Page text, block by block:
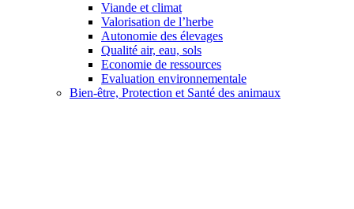
Viande et climat
Valorisation de l’herbe
Autonomie des élevages
Qualité air, eau, sols
Economie de ressources
Evaluation environnementale
Bien-être, Protection et Santé des animaux